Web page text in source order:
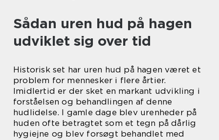
Sådan uren hud på hagen
udviklet sig over tid
Historisk set har uren hud på hagen været et
problem for mennesker i flere årtier.
Imidlertid er der sket en markant udvikling i
forståelsen og behandlingen af denne
hudlidelse. I gamle dage blev urenheder på
huden ofte betragtet som et tegn på dårlig
hygiejne og blev forsøgt behandlet med